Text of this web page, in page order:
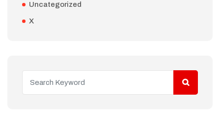
Uncategorized
X